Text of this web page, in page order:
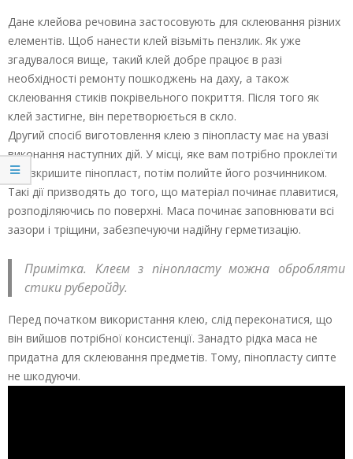
Дане клейова речовина застосовують для склеювання різних
елементів. Щоб нанести клей візьміть пензлик. Як уже
згадувалося вище, такий клей добре працює в разі
необхідності ремонту пошкоджень на даху, а також
склеювання стиків покрівельного покриття. Після того як
клей застигне, він перетворюється в скло.
Другий спосіб виготовлення клею з пінопласту має на увазі
виконання наступних дій. У місці, яке вам потрібно проклеїти
– розкришите пінопласт, потім полийте його розчинником.
Такі дії призводять до того, що матеріал починає плавитися,
розподіляючись по поверхні. Маса починає заповнювати всі
зазори і тріщини, забезпечуючи надійну герметизацію.
Примітка. Клеєм з пінопласту можна обробляти
стики руберойду.
Перед початком використання клею, слід переконатися, що
він вийшов потрібної консистенції. Занадто рідка маса не
придатна для склеювання предметів. Тому, пінопласту сипте
не шкодуючи.